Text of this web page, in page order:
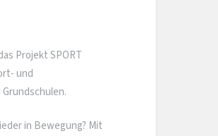
Projekt SPORT
und
in Bewegung? Mit